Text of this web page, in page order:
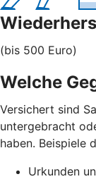
(bis 500 Euro)
Welche
Versichert sind
untergebracht
haben. Beispiele
Urkunden